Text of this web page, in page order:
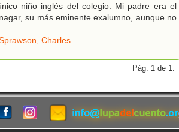
niño inglés del colegio. Mi padre era el
su más eminente exalumno, aunque no
Charles.
Pág. 1 de 1.